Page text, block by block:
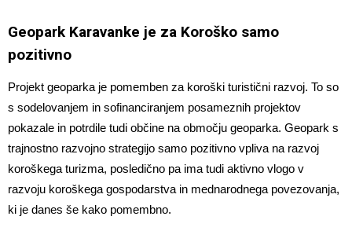
Geopark Karavanke je za Koroško samo
pozitivno
Projekt geoparka je pomemben za koroški turistični razvoj. To so
s sodelovanjem in sofinanciranjem posameznih projektov
pokazale in potrdile tudi občine na območju geoparka. Geopark s
trajnostno razvojno strategijo samo pozitivno vpliva na razvoj
koroškega turizma, posledično pa ima tudi aktivno vlogo v
razvoju koroškega gospodarstva in mednarodnega povezovanja,
ki je danes še kako pomembno.